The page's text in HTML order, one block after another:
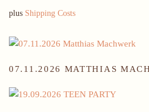
plus Shipping Costs
07.11.2026 MATTHIAS